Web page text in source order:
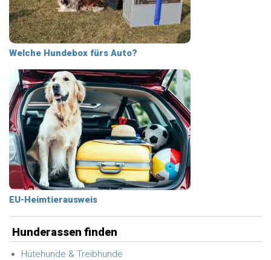
Welche Hundebox fürs Auto?
EU-Heimtierausweis
Hunderassen finden
Hütehunde & Treibhunde